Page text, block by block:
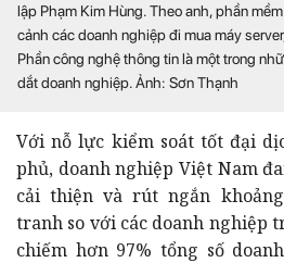
lập Phạm Kim Hùng. Theo anh, phần
cảnh các doanh nghiệp đi mua máy
Phần công nghệ thông tin là một trong
dắt doanh nghiệp. Ảnh: Sơn Thạnh
Với nỗ lực kiểm soát tốt đại
phủ, doanh nghiệp Việt Nam
cải thiện và rút ngắn
tranh so với các doanh nghiệp
chiếm hơn 97% tổng số